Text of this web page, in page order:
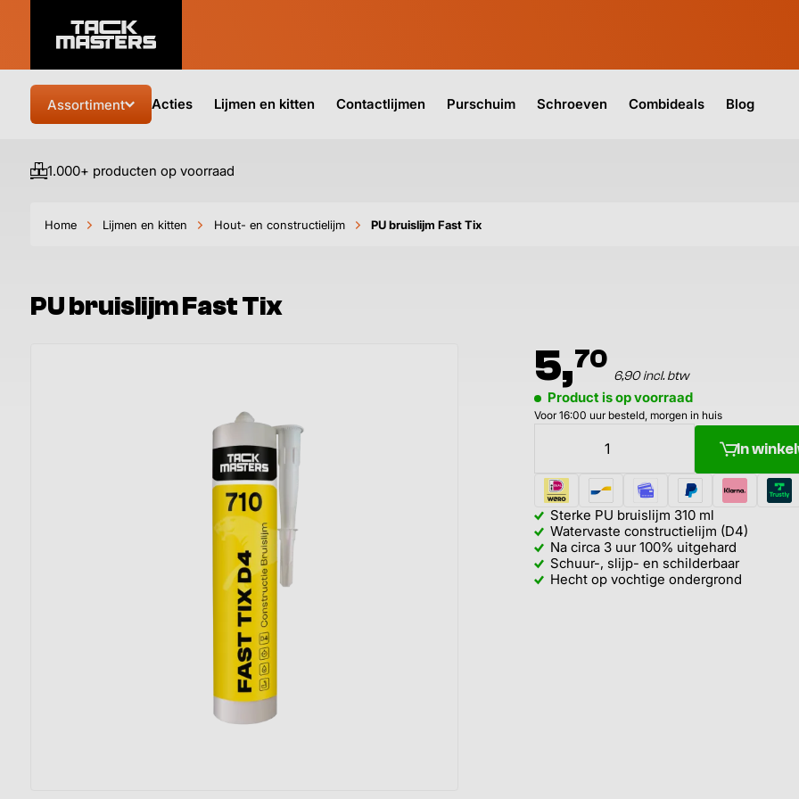
Assortiment Acties Lijmen en kitten Contactlijmen Purschuim Schroeven Combideals Blog
1.000+ producten op voorraad
Home Lijmen en kitten Hout- en constructielijm PU bruislijm Fast Tix
PU bruislijm Fast Tix
5,70
6,90 incl. btw
Product is op voorraad
Voor 16:00 uur besteld, morgen in huis
In
Sterke PU bruislijm 310 ml
Watervaste constructielijm (D4)
Na circa 3 uur 100% uitgehard
Schuur-, slijp- en schilderbaar
Hecht op vochtige ondergrond